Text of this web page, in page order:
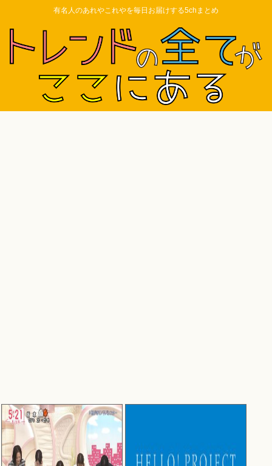
有名人のあれやこれやを毎日お届けする5chまとめ